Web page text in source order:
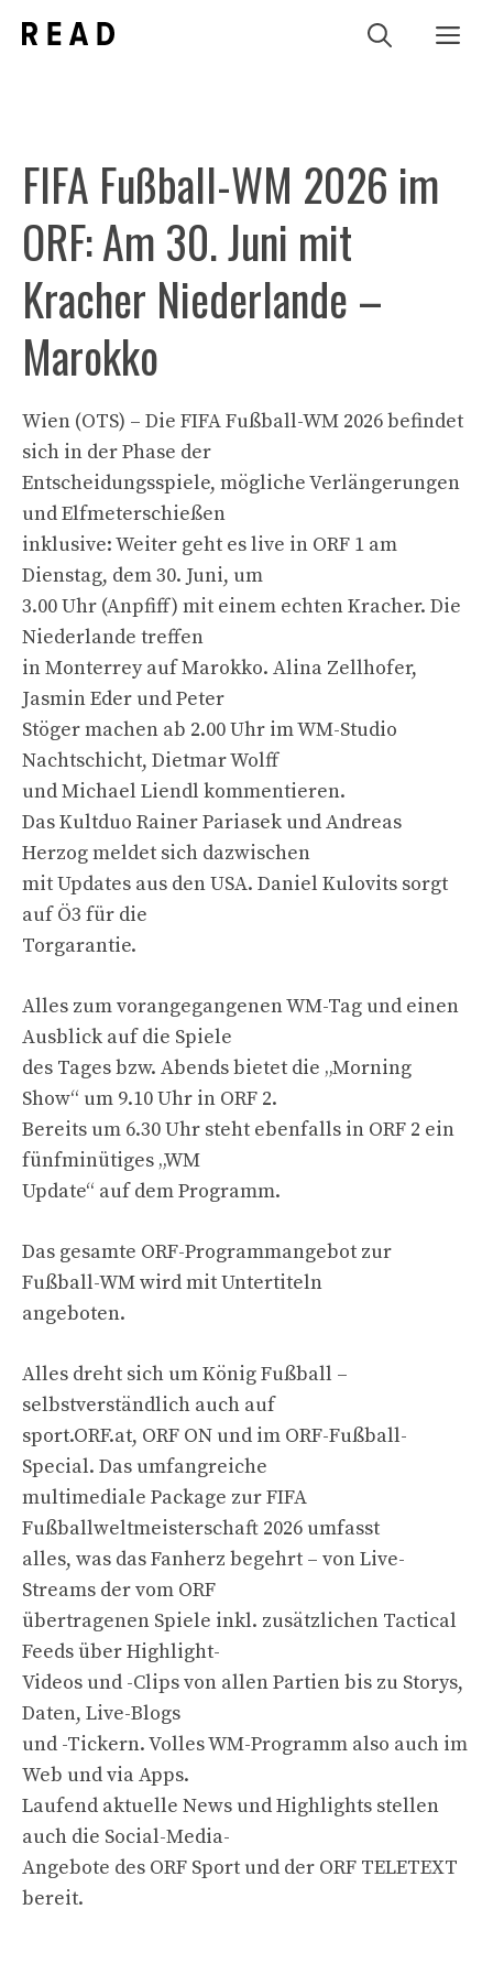
Inhalt
FIFA Fußball-WM 2026 im
ORF: Am 30. Juni mit
Kracher Niederlande –
Marokko
Wien (OTS) – Die FIFA Fußball-WM 2026 befindet
sich in der Phase der
Entscheidungsspiele, mögliche Verlängerungen
und Elfmeterschießen
inklusive: Weiter geht es live in ORF 1 am
Dienstag, dem 30. Juni, um
3.00 Uhr (Anpfiff) mit einem echten Kracher. Die
Niederlande treffen
in Monterrey auf Marokko. Alina Zellhofer,
Jasmin Eder und Peter
Stöger machen ab 2.00 Uhr im WM-Studio
Nachtschicht, Dietmar Wolff
und Michael Liendl kommentieren.
Das Kultduo Rainer Pariasek und Andreas
Herzog meldet sich dazwischen
mit Updates aus den USA. Daniel Kulovits sorgt
auf Ö3 für die
Torgarantie.
Alles zum vorangegangenen WM-Tag und einen
Ausblick auf die Spiele
des Tages bzw. Abends bietet die „Morning
Show“ um 9.10 Uhr in ORF 2.
Bereits um 6.30 Uhr steht ebenfalls in ORF 2 ein
fünfminütiges „WM
Update“ auf dem Programm.
Das gesamte ORF-Programmangebot zur
Fußball-WM wird mit Untertiteln
angeboten.
Alles dreht sich um König Fußball –
selbstverständlich auch auf
sport.ORF.at, ORF ON und im ORF-Fußball-
Special. Das umfangreiche
multimediale Package zur FIFA
Fußballweltmeisterschaft 2026 umfasst
alles, was das Fanherz begehrt – von Live-
Streams der vom ORF
übertragenen Spiele inkl. zusätzlichen Tactical
Feeds über Highlight-
Videos und -Clips von allen Partien bis zu Storys,
Daten, Live-Blogs
und -Tickern. Volles WM-Programm also auch im
Web und via Apps.
Laufend aktuelle News und Highlights stellen
auch die Social-Media-
Angebote des ORF Sport und der ORF TELETEXT
bereit.